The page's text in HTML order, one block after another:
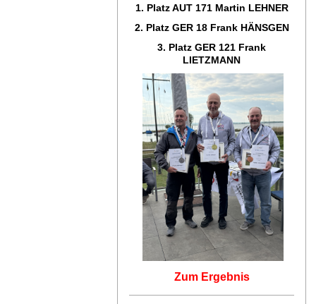
1. Platz AUT 171 Martin LEHNER
2. Platz GER 18 Frank HÄNSGEN
3. Platz GER 121 Frank
LIETZMANN
Zum Ergebnis